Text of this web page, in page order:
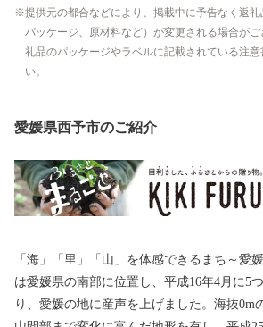
提供元の都合などにより、掲載中に予告なく返礼
パッケージ、原材料など）が変更される場合が
礼品のパッケージやラベルに記載されている注
い。
愛媛県西予市のご紹介
「海」「里」「山」を体感できるまち～愛媛県西
は愛媛県の南部に位置し、平成16年4月に5
り、愛媛の地に産声を上げました。海抜0m